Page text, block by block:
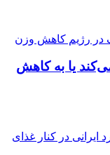
یا به کاهش